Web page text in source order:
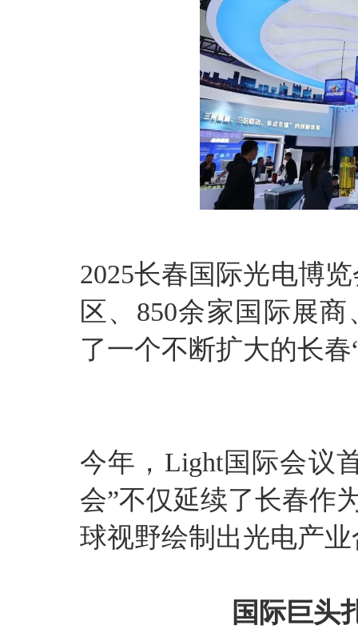
2025长春国际光电博
区、850余家国际展
了一个不断扩大的长
今年，Light国际会议
会”不仅延续了长春作
球视野绘制出光电产
国际巨头